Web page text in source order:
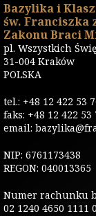
Bazylika i
św. Franciszka
Zakonu Braci
pl. Wszystkich
31-004 Kraków
POLSKA
tel.: +48 12 422 53
faks: +48 12 422 53
email:
NIP: 6761173438
REGON: 040013365
Numer rachunku
02 1240 4650 1111